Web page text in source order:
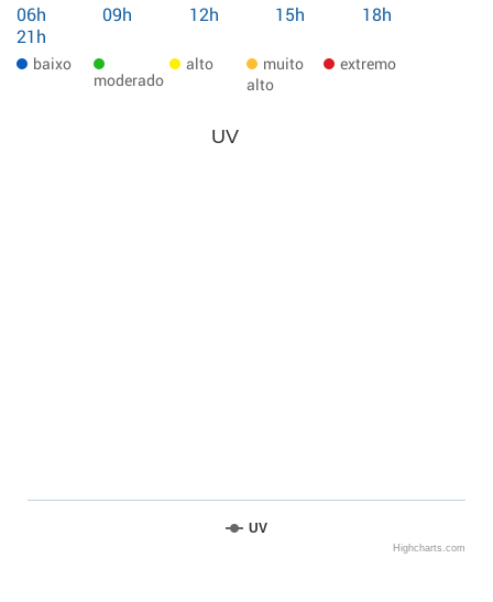
06h 09h 12h 15h
18h
21h
baixo
moderado
alto
muito
alto
extremo
UV
UV
Highcharts.com